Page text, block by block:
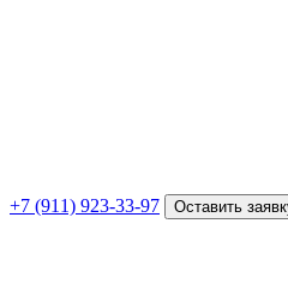
+7 (911) 923-33-97 Оставить